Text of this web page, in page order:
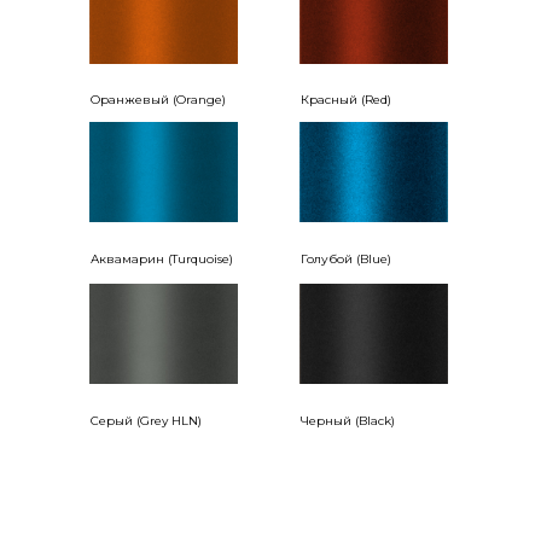
Оранжевый (Orange)
Аквамарин (Turquoise)
Серый (Grey HLN)
Красный (Red)
Голубой (Blue)
Черный (Black)